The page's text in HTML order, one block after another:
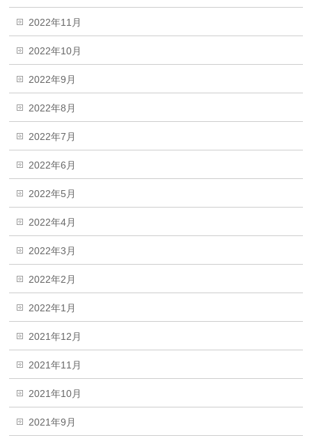
2022年11月
2022年10月
2022年9月
2022年8月
2022年7月
2022年6月
2022年5月
2022年4月
2022年3月
2022年2月
2022年1月
2021年12月
2021年11月
2021年10月
2021年9月